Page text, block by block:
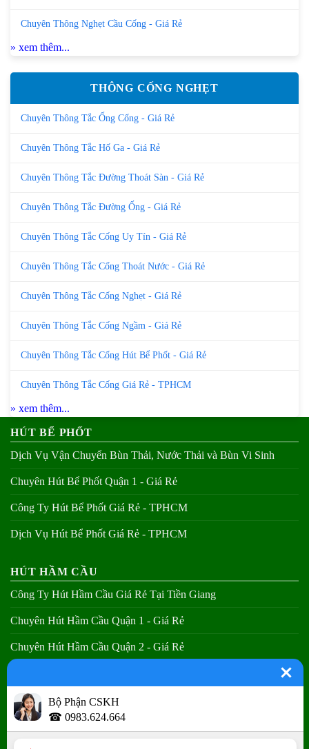
Chuyên Thông Nghẹt Cầu Cống - Giá Rẻ
» xem thêm...
THÔNG CỐNG NGHẸT
Chuyên Thông Tắc Ống Cống - Giá Rẻ
Chuyên Thông Tắc Hố Ga - Giá Rẻ
Chuyên Thông Tắc Đường Thoát Sàn - Giá Rẻ
Chuyên Thông Tắc Đường Ống - Giá Rẻ
Chuyên Thông Tắc Cống Uy Tín - Giá Rẻ
Chuyên Thông Tắc Cống Thoát Nước - Giá Rẻ
Chuyên Thông Tắc Cống Nghẹt - Giá Rẻ
Chuyên Thông Tắc Cống Ngầm - Giá Rẻ
Chuyên Thông Tắc Cống Hút Bể Phốt - Giá Rẻ
Chuyên Thông Tắc Cống Giá Rẻ - TPHCM
» xem thêm...
HÚT BỂ PHỐT
Dịch Vụ Vận Chuyển Bùn Thải, Nước Thải và Bùn Vi Sinh
Chuyên Hút Bể Phốt Quận 1 - Giá Rẻ
Công Ty Hút Bể Phốt Giá Rẻ - TPHCM
Dịch Vụ Hút Bể Phốt Giá Rẻ - TPHCM
HÚT HẦM CẦU
Công Ty Hút Hầm Cầu Giá Rẻ Tại Tiền Giang
Chuyên Hút Hầm Cầu Quận 1 - Giá Rẻ
Chuyên Hút Hầm Cầu Quận 2 - Giá Rẻ
THÔNG CẦU NGHẸT
Thợ Thông Bồn Cầu Tại Các Quận - Giá Rẻ
Bộ Phận CSKH
☎ 0983.624.664